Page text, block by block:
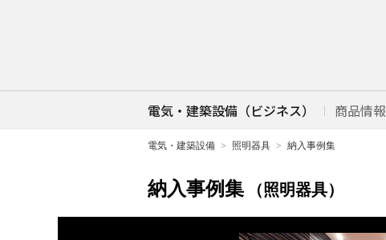
電気・建築設備（ビジネス） 商品情報
電気・建築設備 照明器具 納入事例集
納入事例集 （照明器具）